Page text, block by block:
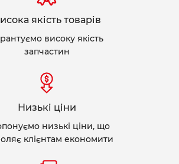
якість товарів
високу якість
запчастин
Низькі ціни
низькі ціни, що
клієнтам економити